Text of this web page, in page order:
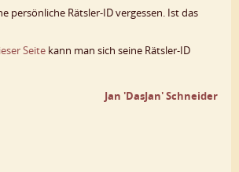
persönliche Rätsler-ID vergessen. Ist das
Seite kann man sich seine Rätsler-ID
Jan 'DasJan' Schneider